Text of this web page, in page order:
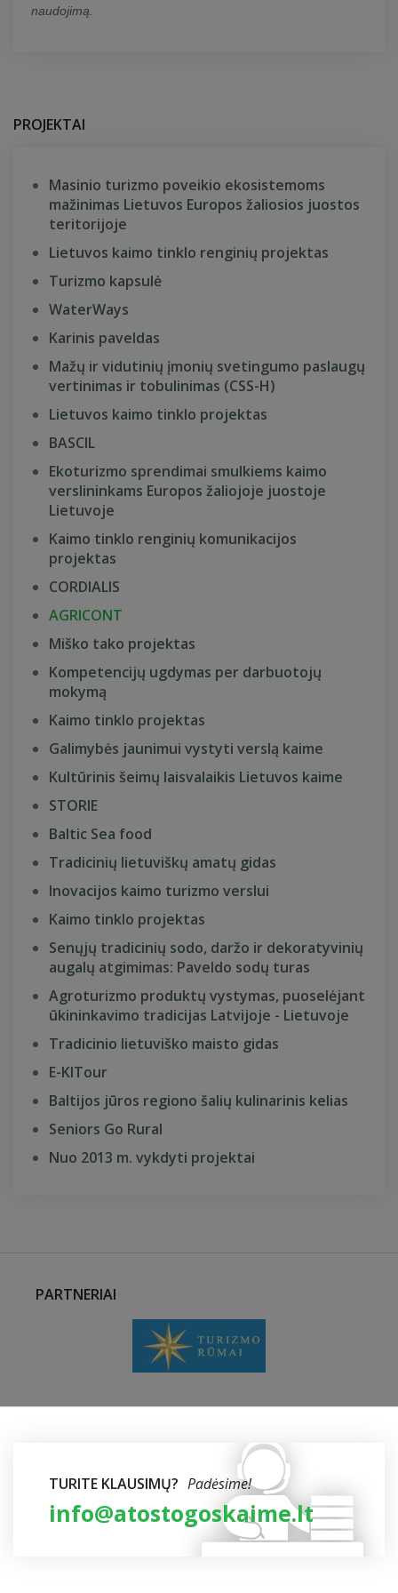
naudojimą.
PROJEKTAI
Masinio turizmo poveikio ekosistemoms
mažinimas Lietuvos Europos žaliosios juostos
teritorijoje
Lietuvos kaimo tinklo renginių projektas
Turizmo kapsulė
WaterWays
Karinis paveldas
Mažų ir vidutinių įmonių svetingumo paslaugų
vertinimas ir tobulinimas (CSS-H)
Lietuvos kaimo tinklo projektas
BASCIL
Ekoturizmo sprendimai smulkiems kaimo
verslininkams Europos žaliojoje juostoje
Lietuvoje
Kaimo tinklo renginių komunikacijos
projektas
CORDIALIS
AGRICONT
Miško tako projektas
Kompetencijų ugdymas per darbuotojų
mokymą
Kaimo tinklo projektas
Galimybės jaunimui vystyti verslą kaime
Kultūrinis šeimų laisvalaikis Lietuvos kaime
STORIE
Baltic Sea food
Tradicinių lietuviškų amatų gidas
Inovacijos kaimo turizmo verslui
Kaimo tinklo projektas
Senųjų tradicinių sodo, daržo ir dekoratyvinių
augalų atgimimas: Paveldo sodų turas
Agroturizmo produktų vystymas, puoselėjant
ūkininkavimo tradicijas Latvijoje - Lietuvoje
Tradicinio lietuviško maisto gidas
E-KITour
Baltijos jūros regiono šalių kulinarinis kelias
Seniors Go Rural
Nuo 2013 m. vykdyti projektai
PARTNERIAI
TURITE KLAUSIMŲ? Padėsime!
info@atostogoskaime.lt